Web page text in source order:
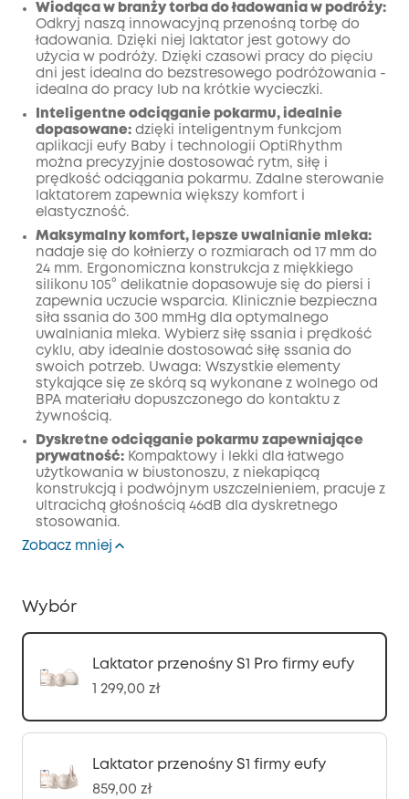
Wiodąca w branży torba do ładowania w podróży:
Odkryj naszą innowacyjną przenośną torbę do
ładowania. Dzięki niej laktator jest gotowy do
użycia w podróży. Dzięki czasowi pracy do pięciu
dni jest idealna do bezstresowego podróżowania -
idealna do pracy lub na krótkie wycieczki.
Inteligentne odciąganie pokarmu, idealnie
dopasowane: dzięki inteligentnym funkcjom
aplikacji eufy Baby i technologii OptiRhythm
można precyzyjnie dostosować rytm, siłę i
prędkość odciągania pokarmu. Zdalne sterowanie
laktatorem zapewnia większy komfort i
elastyczność.
Maksymalny komfort, lepsze uwalnianie mleka:
nadaje się do kołnierzy o rozmiarach od 17 mm do
24 mm. Ergonomiczna konstrukcja z miękkiego
silikonu 105° delikatnie dopasowuje się do piersi i
zapewnia uczucie wsparcia. Klinicznie bezpieczna
siła ssania do 300 mmHg dla optymalnego
uwalniania mleka. Wybierz siłę ssania i prędkość
cyklu, aby idealnie dostosować siłę ssania do
swoich potrzeb. Uwaga: Wszystkie elementy
stykające się ze skórą są wykonane z wolnego od
BPA materiału dopuszczonego do kontaktu z
żywnością.
Dyskretne odciąganie pokarmu zapewniające
prywatność: Kompaktowy i lekki dla łatwego
użytkowania w biustonoszu, z niekapiącą
konstrukcją i podwójnym uszczelnieniem, pracuje z
ultracichą głośnością 46dB dla dyskretnego
stosowania.
Zobacz mniej
Wybór
Laktator przenośny S1 Pro firmy eufy
1 299,00 zł
Laktator przenośny S1 firmy eufy
859,00 zł